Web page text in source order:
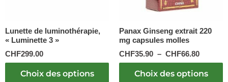
Lunette de luminothérapie,
« Luminette 3 »
CHF299.00
Choix des options
sur
la
page
du
produit
Panax Ginseng extrait 220
mg capsules molles
CHF35.90 – CHF66.80
Choix des options
sur
la
page
du
produit